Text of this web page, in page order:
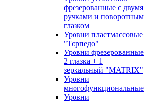
фрезерованные с двумя
ручками и поворотным
глазком
Уровни пластмассовые
"Торпедо"
Уровни фрезерованные
2 глазка + 1
зеркальный "MATRIX"
Уровни
многофункциональные
Уровни